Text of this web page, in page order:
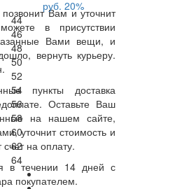
Вам и уточнит
в присутствии
Вами вещи, и
вернуть курьеру.
пункты доставка
Оставьте Ваш
на нашем сайте,
уточнит стоимость и
на оплату.
в течении 14 дней с
покупателем.
руб. 20%
44
46
48
50
52
54
56
58
60
62
64